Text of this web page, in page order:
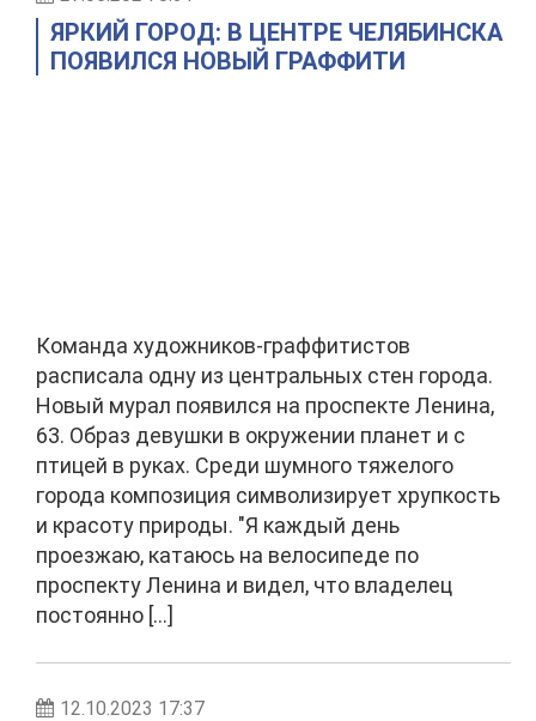
ЯРКИЙ ГОРОД: В ЦЕНТРЕ ЧЕЛЯБИНСКА
ПОЯВИЛСЯ НОВЫЙ ГРАФФИТИ
Команда художников-граффитистов
расписала одну из центральных стен города.
Новый мурал появился на проспекте Ленина,
63. Образ девушки в окружении планет и с
птицей в руках. Среди шумного тяжелого
города композиция символизирует хрупкость
и красоту природы. "Я каждый день
проезжаю, катаюсь на велосипеде по
проспекту Ленина и видел, что владелец
постоянно […]
12.10.2023 17:37